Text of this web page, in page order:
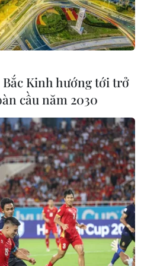
Quy định sử dụng
Hỗ trợ
TTXVN
Bộ Thông tin và Truyền thông
Tám: 093.5958688, Email:
39411348, Fax: (024)
Kinh hướng tới trở
cầu năm 2030